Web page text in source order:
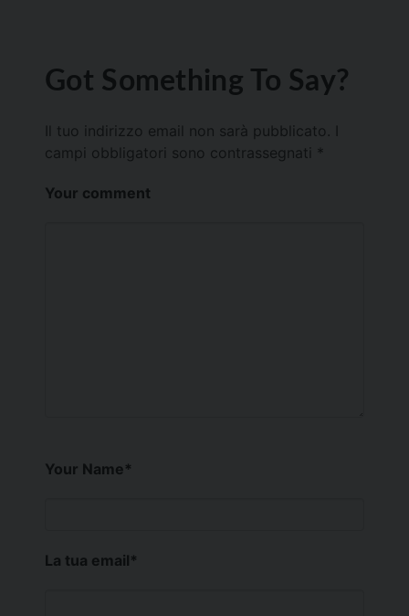
Got Something To Say?
Il tuo indirizzo email non sarà pubblicato.
campi obbligatori sono contrassegnati *
Your comment
Your Name*
La tua email*